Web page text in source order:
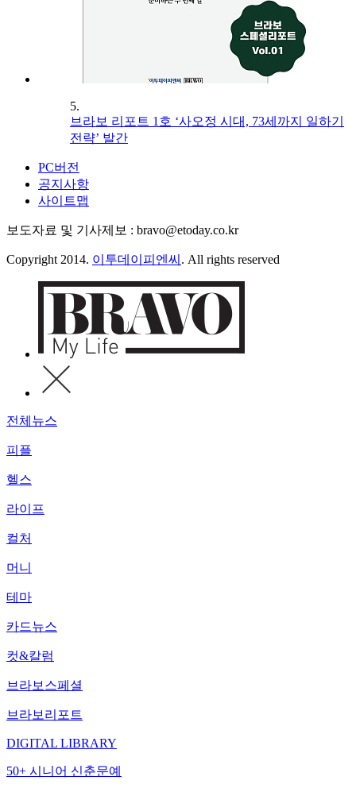
5.
브라보 리포트 1호 ‘사오정 시대, 73세까지 일하기
전략’ 발간
PC버전
공지사항
사이트맵
보도자료 및 기사제보 : bravo@etoday.co.kr
Copyright 2014. 이투데이피엔씨 . All rights reserved
전체뉴스
피플
헬스
라이프
컬처
머니
테마
카드뉴스
컷&칼럼
브라보스페셜
브라보리포트
DIGITAL LIBRARY
50+ 시니어 신춘문예